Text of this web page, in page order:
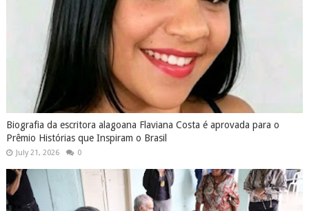
Biografia da escritora alagoana Flaviana Costa é aprovada para o
Prêmio Histórias que Inspiram o Brasil
July 21, 2026 0